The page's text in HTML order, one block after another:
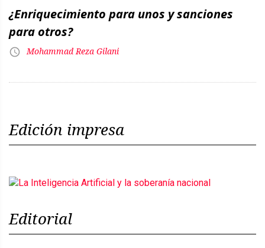
¿Enriquecimiento para unos y sanciones
para otros?
Mohammad Reza Gilani
Edición impresa
Editorial